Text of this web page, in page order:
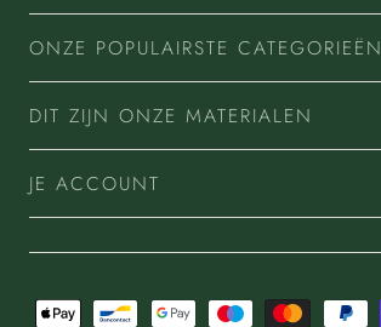
ONZE POPULAIRSTE CATEGORIEËN
DIT ZIJN ONZE MATERIALEN
JE ACCOUNT
Betaalmethoden